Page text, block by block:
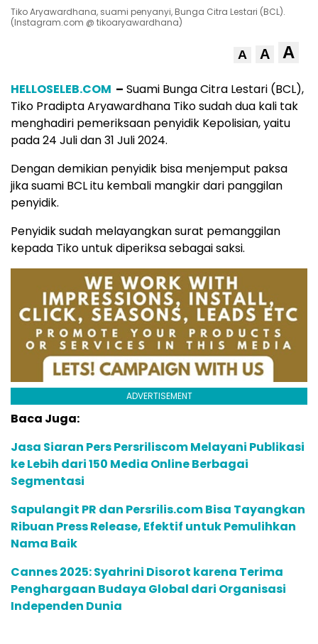
Tiko Aryawardhana, suami penyanyi, Bunga Citra Lestari (BCL).
(Instagram.com @ tikoaryawardhana)
A A A
HELLOSELEB.COM – Suami Bunga Citra Lestari (BCL),
Tiko Pradipta Aryawardhana Tiko sudah dua kali tak
menghadiri pemeriksaan penyidik Kepolisian, yaitu
pada 24 Juli dan 31 Juli 2024.
Dengan demikian penyidik bisa menjemput paksa
jika suami BCL itu kembali mangkir dari panggilan
penyidik.
Penyidik sudah melayangkan surat pemanggilan
kepada Tiko untuk diperiksa sebagai saksi.
ADVERTISEMENT
Baca Juga:
Jasa Siaran Pers Persriliscom Melayani Publikasi
ke Lebih dari 150 Media Online Berbagai
Segmentasi
Sapulangit PR dan Persrilis.com Bisa Tayangkan
Ribuan Press Release, Efektif untuk Pemulihkan
Nama Baik
Cannes 2025: Syahrini Disorot karena Terima
Penghargaan Budaya Global dari Organisasi
Independen Dunia